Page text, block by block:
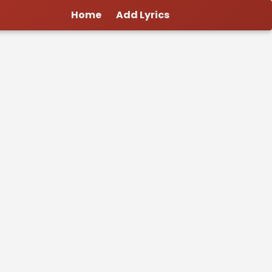
Home Add Lyrics